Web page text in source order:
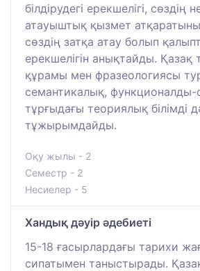
білдірудегі ерекшелігі, сөздің
атауыштық қызмет
сөздің затқа атау болып
ерекшелігін анықтайды. Қазақ
құрамы мен фразеологиясы
семантикалық, функционалды-
тұрғыдағы теориялық білімді
тұжырымдайды.
Оқу жылы - 2
Семестр - 2
Несиелер - 5
Хандық дәуір әдебиеті
15-18 ғасырлардағы тарихи
сипатымен таныстырады.